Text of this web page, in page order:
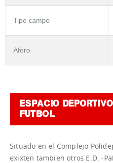
Tipo campo
Aforo
ESPACIO
FUTBOL
Situado en el Complejo
exixten tambien otros E.D. -